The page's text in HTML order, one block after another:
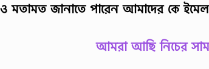
ও মতামত জানাতে পারেন আমাদের কে
আমরা আছি নিচের